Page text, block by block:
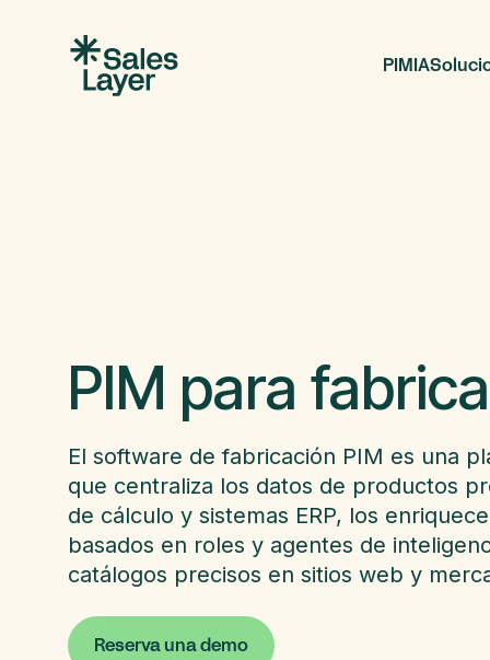
PIMIA
PIM para
El software de fabricación PIM es una
que centraliza los datos de productos
de cálculo y sistemas ERP, los
basados en roles y agentes de
catálogos precisos en sitios web y
Reserva una demo